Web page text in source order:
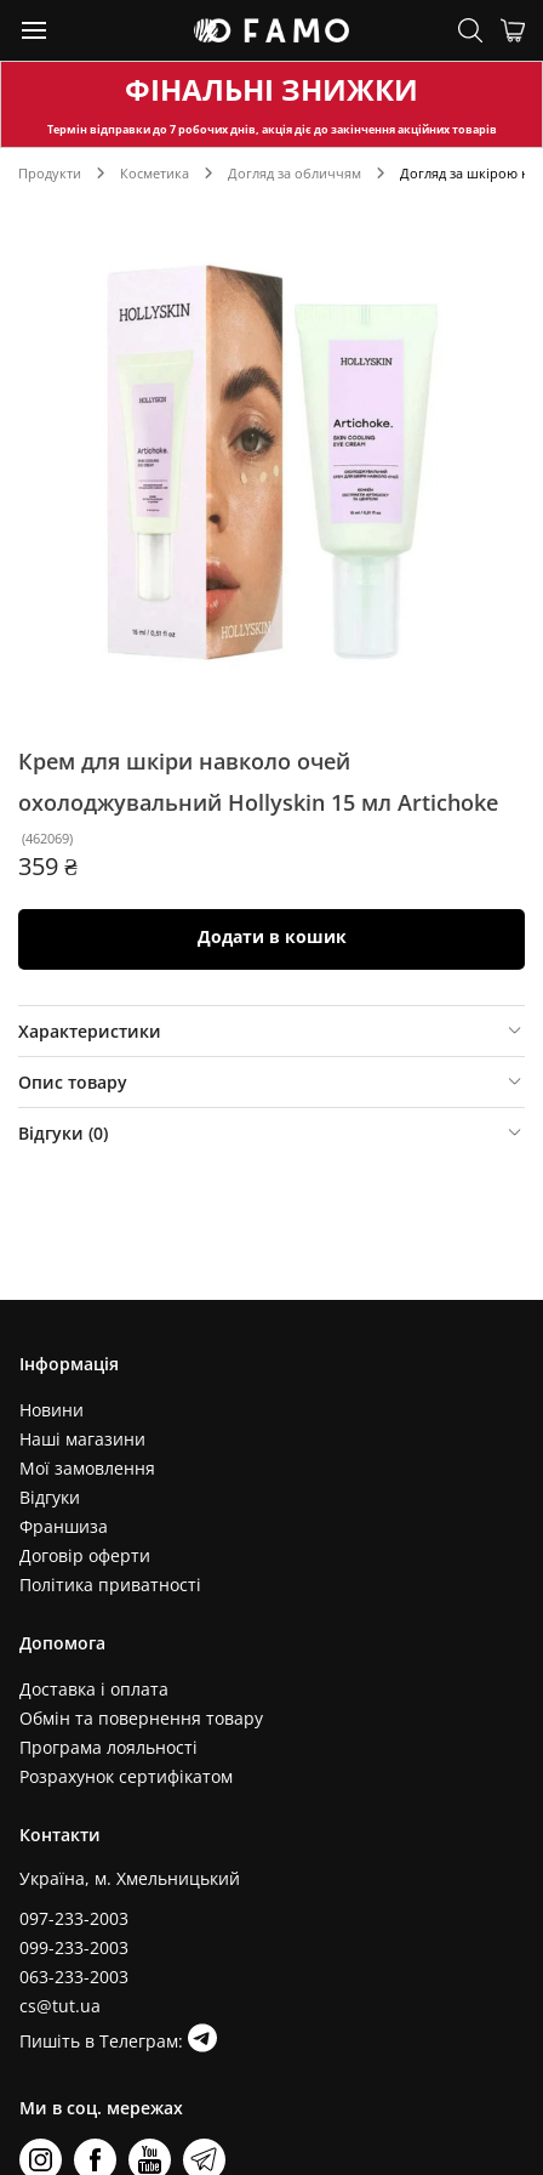
ФІНАЛЬНІ ЗНИЖКИ
Термін відправкидо 7 робочих днів, акція діє до закінчення акційних товарів
Продукти Косметика Догляд за обличчям Догляд за шкірою
Крем для шкіри навколо очей
охолоджувальний Hollyskin 15 мл Artichoke
(462069)
359 ₴
Додати в кошик
Характеристики
Опис товару
Відгуки (0)
Інформація
Новини
Наші магазини
Мої замовлення
Відгуки
Франшиза
Договір оферти
Політика приватності
Допомога
Доставка і оплата
Обмін та повернення товару
Програма лояльності
Розрахунок сертифікатом
Контакти
Україна, м. Хмельницький
097-233-2003
099-233-2003
063-233-2003
cs@tut.ua
Пишіть в Телеграм:
Ми в соц. мережах